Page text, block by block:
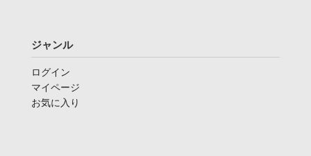
ジャンル
ログイン
マイページ
お気に入り